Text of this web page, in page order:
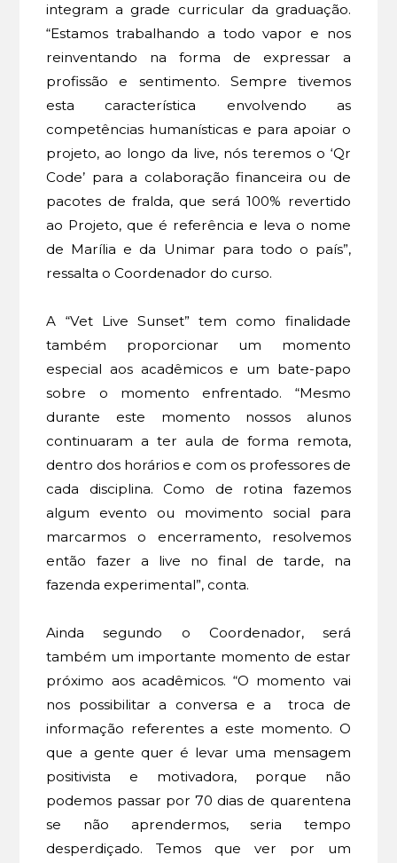
integram a grade curricular da graduação.
“Estamos trabalhando a todo vapor e nos
reinventando na forma de expressar a
profissão e sentimento. Sempre tivemos
esta característica envolvendo as
competências humanísticas e para apoiar o
projeto, ao longo da live, nós teremos o ‘Qr
Code’ para a colaboração financeira ou de
pacotes de fralda, que será 100% revertido
ao Projeto, que é referência e leva o nome
de Marília e da Unimar para todo o país”,
ressalta o Coordenador do curso.
A “Vet Live Sunset” tem como finalidade
também proporcionar um momento
especial aos acadêmicos e um bate-papo
sobre o momento enfrentado. “Mesmo
durante este momento nossos alunos
continuaram a ter aula de forma remota,
dentro dos horários e com os professores de
cada disciplina. Como de rotina fazemos
algum evento ou movimento social para
marcarmos o encerramento, resolvemos
então fazer a live no final de tarde, na
fazenda experimental”, conta.
Ainda segundo o Coordenador, será
também um importante momento de estar
próximo aos acadêmicos. “O momento vai
nos possibilitar a conversa e a troca de
informação referentes a este momento. O
que a gente quer é levar uma mensagem
positivista e motivadora, porque não
podemos passar por 70 dias de quarentena
se não aprendermos, seria tempo
desperdiçado. Temos que ver por um